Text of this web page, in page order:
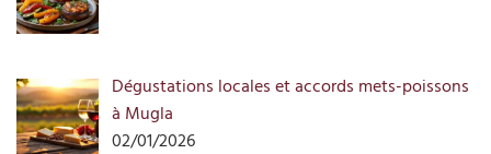
Dégustations locales et accords mets-poissons
à Mugla
02/01/2026